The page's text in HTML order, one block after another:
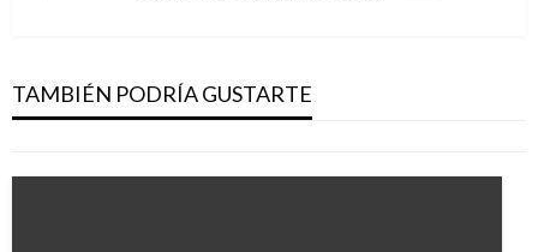
TAMBIÉN PODRÍA GUSTARTE
cumplir con pagos de seguridad social
Manuel Reyes Beltran martes enero 24, 2017